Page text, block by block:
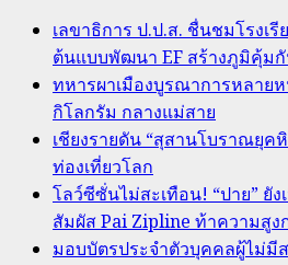
เลขาธิการ ป.ป.ส. ชื่นชมโรงเ
ต้นแบบพัฒนา EF สร้างภูมิคุ้มกั
ทหารผาเมืองบูรณาการหลาย
กิโลกรัม กลางแม่สาย
เชียงรายดัน “สุสานโบราณยุค
ท่องเที่ยวโลก
โลว์ซีซั่นไม่สะเทือน! “ปาย” ยั
สัมผัส Pai Zipline ท้าความสูง
มอบบัตรประจำตัวบุคคลผู้ไม่มี